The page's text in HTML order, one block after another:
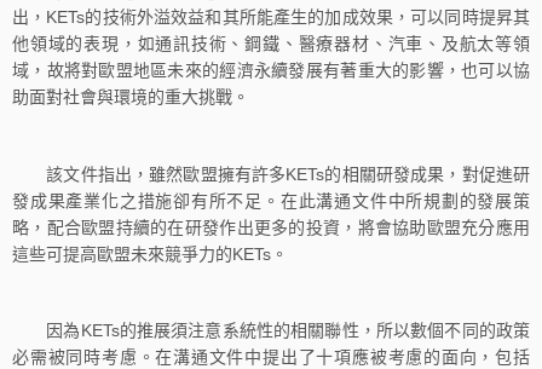
出，KETs的技術外溢效益和其所能產生的加成效果，可以同時提昇其
他領域的表現，如通訊技術、鋼鐵、醫療器材、汽車、及航太等領
域，故將對歐盟地區未來的經濟永續發展有著重大的影響，也可以協
助面對社會與環境的重大挑戰。
該文件指出，雖然歐盟擁有許多KETs的相關研發成果，對促進研
發成果產業化之措施卻有所不足。在此溝通文件中所規劃的發展策
略，配合歐盟持續的在研發作出更多的投資，將會協助歐盟充分應用
這些可提高歐盟未來競爭力的KETs。
因為KETs的推展須注意系統性的相關聯性，所以數個不同的政策
必需被同時考慮。在溝通文件中提出了十項應被考慮的面向，包括